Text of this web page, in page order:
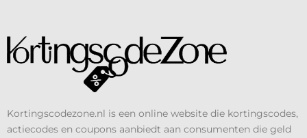
Kortingscodezone.nl is een online website die kortingscodes,
actiecodes en coupons aanbiedt aan consumenten die geld